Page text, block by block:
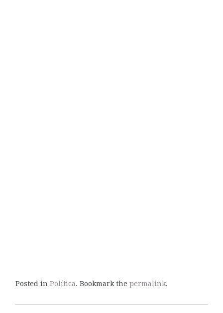
Posted in Política. Bookmark the permalink.